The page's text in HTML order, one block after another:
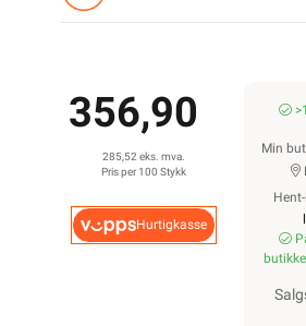
356,90
285,52 eks. mva.
Pris per 100 Stykk
Hurtigkasse
Min